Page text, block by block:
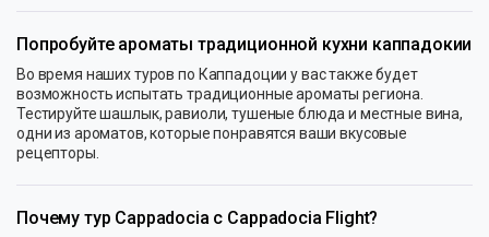
Попробуйте ароматы традиционной кухни каппадокии
Во время наших туров по Каппадоции у вас также будет
возможность испытать традиционные ароматы региона.
Тестируйте шашлык, равиоли, тушеные блюда и местные вина,
одни из ароматов, которые понравятся ваши вкусовые
рецепторы.
Почему тур Cappadocia с Cappadocia Flight?